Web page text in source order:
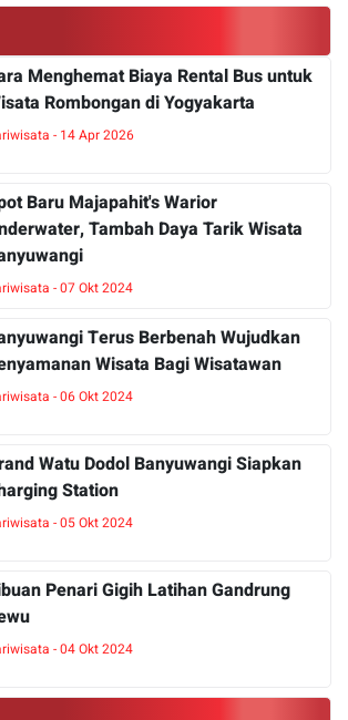
Menghemat Biaya Rental Bus untuk
Rombongan di Yogyakarta
- 14 Apr 2026
Baru Majapahit's Warior
Tambah Daya Tarik Wisata
- 07 Okt 2024
Terus Berbenah Wujudkan
Wisata Bagi Wisatawan
- 06 Okt 2024
Watu Dodol Banyuwangi Siapkan
Station
- 05 Okt 2024
Penari Gigih Latihan Gandrung
- 04 Okt 2024